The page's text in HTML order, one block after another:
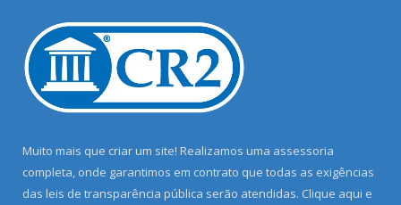
Muito mais que criar um site! Realizamos uma assessoria
completa, onde garantimos em contrato que todas as exigências
das leis de transparência pública serão atendidas. Clique aqui e